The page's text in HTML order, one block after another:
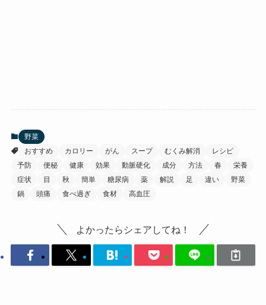
野菜
おすすめ
カロリー がん スープ むくみ解消
レシピ
予防
便秘 健康 効果 動脈硬化 成分 方法 春
栄養
症状
目 秋 簡単 糖尿病 薬 解説 足 違い
野菜
鍋
頭痛 食べ過ぎ 食材 高血圧
よかったらシェアしてね！